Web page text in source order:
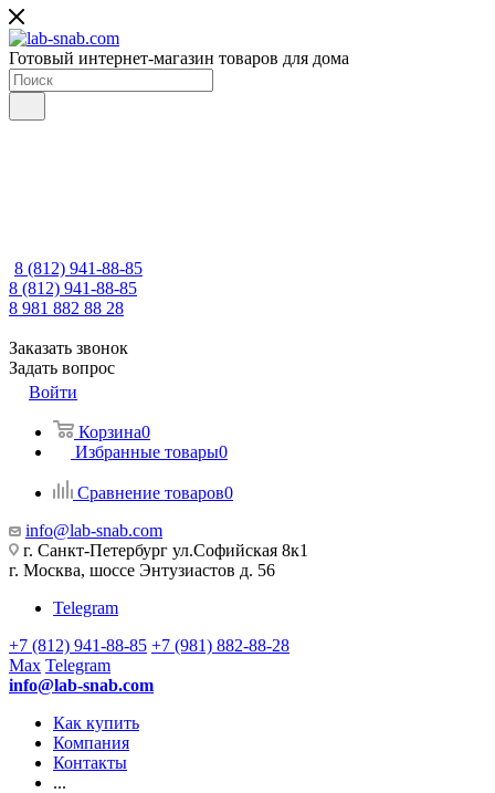
Готовый интернет-магазин товаров для дома
8 (812) 941-88-85
8 (812) 941-88-85
8 981 882 88 28
Заказать звонок
Задать вопрос
Войти
Корзина0
Избранные товары0
Сравнение товаров0
info@lab-snab.com
г. Санкт-Петербург ул.Софийская 8к1
г. Москва, шоссе Энтузиастов д. 56
Telegram
+7 (812) 941-88-85 +7 (981) 882-88-28
Max Telegram
info@lab-snab.com
Как купить
Компания
Контакты
...